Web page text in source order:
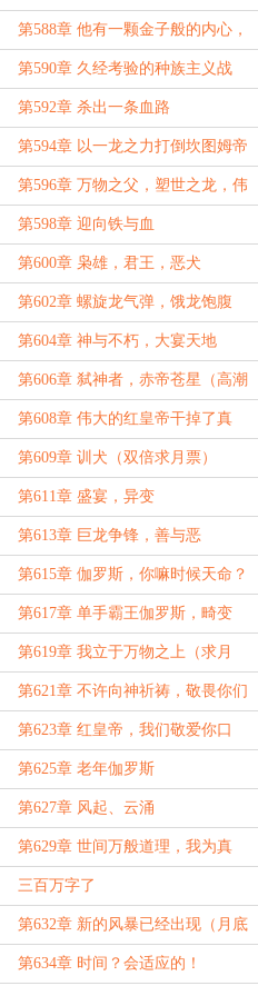
第588章 他有一颗金子般的内心，
肯定是金龙
第590章 久经考验的种族主义战
士，血税
第592章 杀出一条血路
第594章 以一龙之力打倒坎图姆帝
国军团
第596章 万物之父，塑世之龙，伟
大之环
第598章 迎向铁与血
第600章 枭雄，君王，恶犬
第602章 螺旋龙气弹，饿龙饱腹
第604章 神与不朽，大宴天地
第606章 弑神者，赤帝苍星（高潮
章，双倍求月票）
第608章 伟大的红皇帝干掉了真
神，打碎了月亮
第609章 训犬（双倍求月票）
第611章 盛宴，异变
第613章 巨龙争锋，善与恶
第615章 伽罗斯，你嘛时候天命？
第617章 单手霸王伽罗斯，畸变
第619章 我立于万物之上（求月
票）
第621章 不许向神祈祷，敬畏你们
的皇帝，敬畏我
第623章 红皇帝，我们敬爱你口
牙！
第625章 老年伽罗斯
第627章 风起、云涌
第629章 世间万般道理，我为真
理！（高潮章，求月票）
三百万字了
第632章 新的风暴已经出现（月底
了，求月票）
第634章 时间？会适应的！